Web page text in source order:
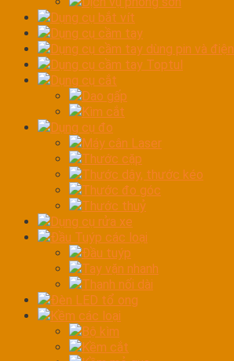
Dụng cụ bắt vít
Dụng cụ cầm tay
Dụng cụ cầm tay dùng pin và điện
Dụng cụ cầm tay Toptul
Dụng cụ cắt
Dao gấp
Kìm cắt
Dụng cụ đo
Máy cân Laser
Thước cặp
Thước dây, thước kéo
Thước đo góc
Thước thuỷ
Dụng cụ rửa xe
Đầu Tuýp các loại
Đầu tuýp
Tay vặn nhanh
Thanh nối dài
Đèn LED tổ ong
Kềm các loại
Bộ kìm
Kềm cắt